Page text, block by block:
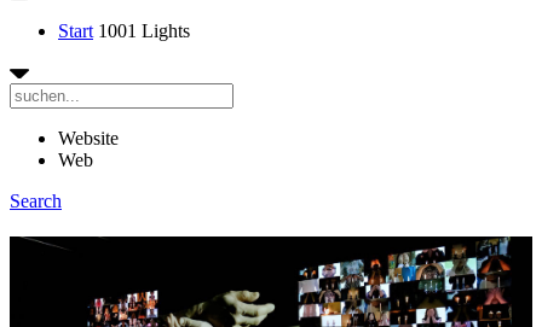
Start 1001 Lights
Website
Web
Search